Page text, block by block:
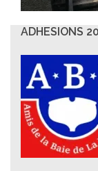
ADHESIONS